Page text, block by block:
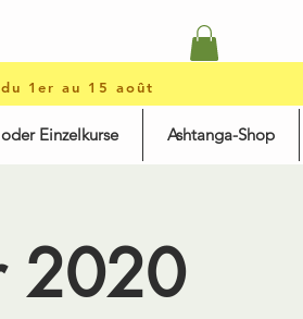
1er au 15 août
Einzelkurse Ashtanga-Shop
2020